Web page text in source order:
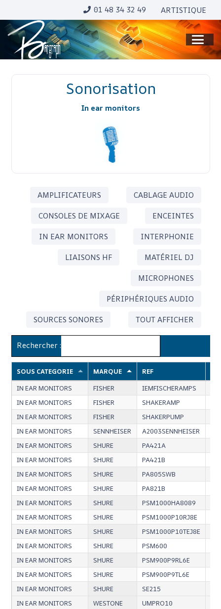
01 48 34 32 49 ARTISTIQUE
Sonorisation
In ear monitors
AMPLIFICATEURS
CABLAGE AUDIO
CONSOLES DE MIXAGE
ENCEINTES
IN EAR MONITORS
INTERPHONIE
LIAISONS HF
MATÉRIEL DJ
MICROPHONES
PÉRIPHÉRIQUES AUDIO
SOURCES SONORES
TOUT AFFICHER
Rechercher :
SOUS CATEGORIE MARQUE REF
IN EAR MONITORS
FISHER IEMFISCHERAMPS
IN EAR MONITORS
FISHER SHAKERAMP
IN EAR MONITORS
FISHER SHAKERPUMP
IN EAR MONITORS
SENNHEISER A2003SENNHEISER
IN EAR MONITORS
SHURE PA421A
IN EAR MONITORS
SHURE PA421B
IN EAR MONITORS
SHURE PA805SWB
IN EAR MONITORS
SHURE PA821B
IN EAR MONITORS
SHURE PSM1000HA8089
IN EAR MONITORS
SHURE PSM1000P10RJ8E
IN EAR MONITORS
SHURE PSM1000P10TEJ8E
IN EAR MONITORS
SHURE PSM600
IN EAR MONITORS
SHURE PSM900P9RL6E
IN EAR MONITORS
SHURE PSM900P9TL6E
IN EAR MONITORS
SHURE SE215
IN EAR MONITORS
WESTONE UMPRO10